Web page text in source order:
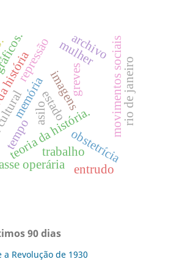
tempo
memória
teoria da história.
imagens
greves
operária
trabalho
movimentos sociais
estado rio de janeiro
obstetrícia
mulher
asilo
entrudo
repressão archivo
90 dias
Revolução de 1930